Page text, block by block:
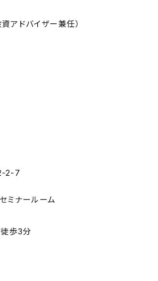
アドバイザー兼任）
2-7
ミナールーム
歩3分